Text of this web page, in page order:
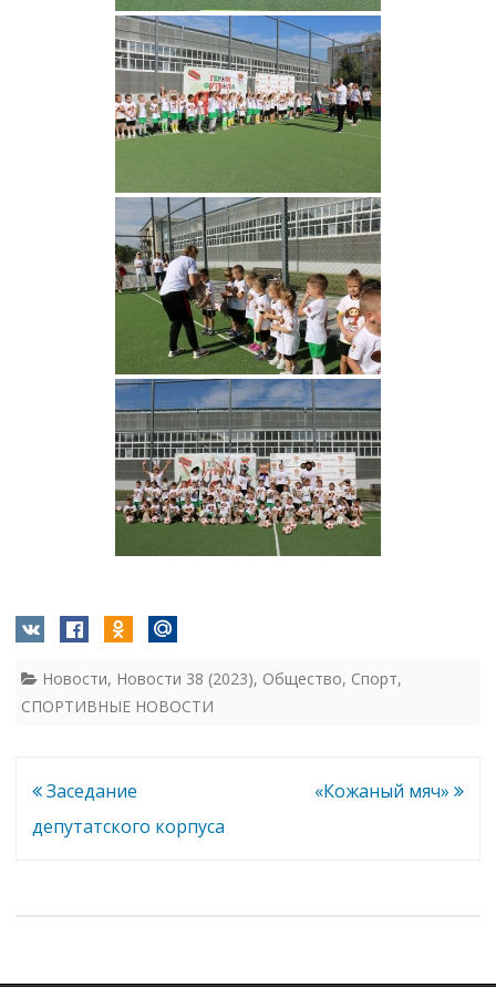
Новости, Новости 38 (2023), Общество, Спорт,
СПОРТИВНЫЕ НОВОСТИ
Навигация
по
Заседание
депутатского корпуса
«Кожаный мяч»